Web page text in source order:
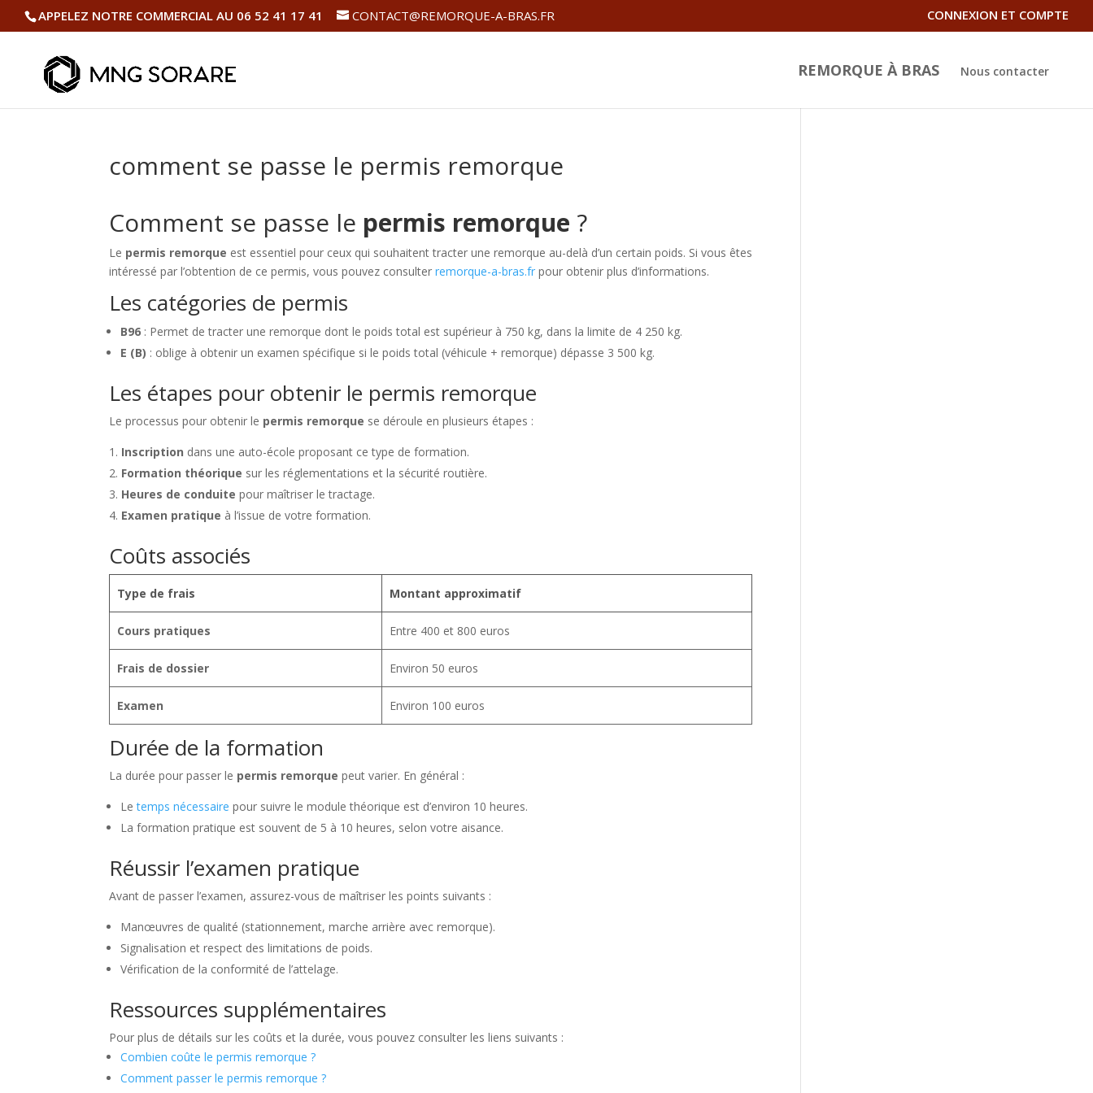
APPELEZ NOTRE COMMERCIAL AU 06 52 41 17 41 CONTACT@REMORQUE-A-BRAS.FR CONNEXION ET COMPTE
REMORQUE À BRAS Nous contacter
comment se passe le permis remorque
Comment se passe le permis remorque ?
Le permis remorque est essentiel pour ceux qui souhaitent tracter une remorque au-delà d’un certain poids. Si vous êtes
intéressé par l’obtention de ce permis, vous pouvez consulterremorque-a-bras.fr pour obtenir plus d’informations.
Les catégories de permis
B96 : Permet de tracter une remorque dont le poids total est supérieur à 750 kg, dans la limite de 4 250 kg.
E (B) : oblige à obtenir un examen spécifique si le poids total (véhicule + remorque) dépasse 3 500 kg.
Les étapes pour obtenir le permis remorque
Le processus pour obtenir le permis remorque se déroule en plusieurs étapes :
Inscription dans une auto-école proposant ce type de formation.
Formation théorique sur les réglementations et la sécurité routière.
Heures de conduite pour maîtriser le tractage.
Examen pratique à l’issue de votre formation.
Coûts associés
Type de frais Montant approximatif
Cours pratiques Entre 400 et 800 euros
Frais de dossier Environ 50 euros
Examen Environ 100 euros
Durée de la formation
La durée pour passer le permis remorque peut varier. En général :
Letemps nécessaire pour suivre le module théorique est d’environ 10 heures.
La formation pratique est souvent de 5 à 10 heures, selon votre aisance.
Réussir l’examen pratique
Avant de passer l’examen, assurez-vous de maîtriser les points suivants :
Manœuvres de qualité (stationnement, marche arrière avec remorque).
Signalisation et respect des limitations de poids.
Vérification de la conformité de l’attelage.
Ressources supplémentaires
Pour plus de détails sur les coûts et la durée, vous pouvez consulter les liens suivants :
Combien coûte le permis remorque ?
Comment passer le permis remorque ?